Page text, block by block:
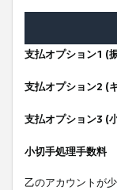
支払オプション1 (
支払オプション2 (
支払オプション3 (
小切手処理手数料
乙のアカウントが